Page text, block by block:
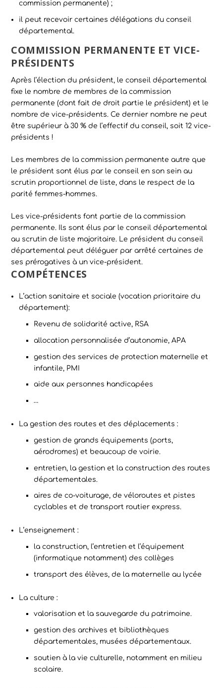
commission permanente) ;
il peut recevoir certaines délégations du conseil
départemental.
COMMISSION PERMANENTE ET VICE-
PRÉSIDENTS
Après l’élection du président, le conseil départemental
fixe le nombre de membres de la commission
permanente (dont fait de droit partie le président) et le
nombre de vice-présidents. Ce dernier nombre ne peut
être supérieur à 30 % de l’effectif du conseil, soit 12 vice-
présidents !
Les membres de la commission permanente autre que
le président sont élus par le conseil en son sein au
scrutin proportionnel de liste, dans le respect de la
parité femmes-hommes.
Les vice-présidents font partie de la commission
permanente. Ils sont élus par le conseil départemental
au scrutin de liste majoritaire. Le président du conseil
départemental peut déléguer par arrêté certaines de
ses prérogatives à un vice-président.
COMPÉTENCES
L’action sanitaire et sociale (vocation prioritaire du
département):
Revenu de solidarité active, RSA
allocation personnalisée d’autonomie, APA
gestion des services de protection maternelle et
infantile, PMI
aide aux personnes handicapées
…
La gestion des routes et des déplacements :
gestion de grands équipements (ports,
aérodromes) et beaucoup de voirie.
entretien, la gestion et la construction des routes
départementales.
aires de co-voiturage, de véloroutes et pistes
cyclables et de transport routier express.
L’enseignement :
la construction, l’entretien et l’équipement
(informatique notamment) des collèges
transport des élèves, de la maternelle au lycée
La culture :
valorisation et la sauvegarde du patrimoine.
gestion des archives et bibliothèques
départementales, musées départementaux.
soutien à la vie culturelle, notamment en milieu
scolaire.